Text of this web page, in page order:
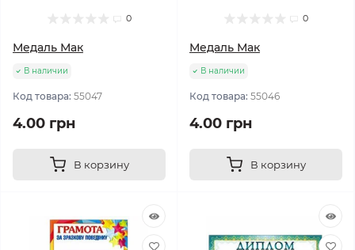
0
Медаль Мак
В наличии
Код товара: 55047
4.00 грн
В корзину
0
Медаль Мак
В наличии
Код товара: 55046
4.00 грн
В корзину